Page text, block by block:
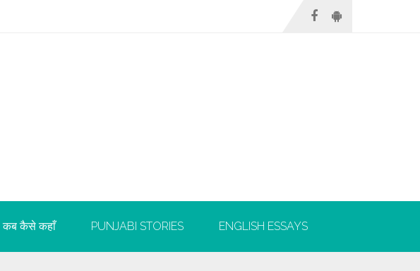
कब कैसे कहाँ PUNJABI STORIES ENGLISH ESSAYS